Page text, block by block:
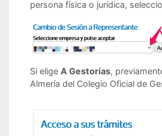
persona física o jurídica,
Si elige A Gestorías,
Almería del Colegio Oficial de